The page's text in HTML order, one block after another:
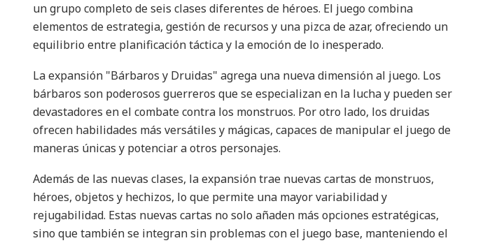
un grupo completo de seis clases diferentes de héroes. El juego combina
elementos de estrategia, gestión de recursos y una pizca de azar, ofreciendo un
equilibrio entre planificación táctica y la emoción de lo inesperado.
La expansión "Bárbaros y Druidas" agrega una nueva dimensión al juego. Los
bárbaros son poderosos guerreros que se especializan en la lucha y pueden ser
devastadores en el combate contra los monstruos. Por otro lado, los druidas
ofrecen habilidades más versátiles y mágicas, capaces de manipular el juego de
maneras únicas y potenciar a otros personajes.
Además de las nuevas clases, la expansión trae nuevas cartas de monstruos,
héroes, objetos y hechizos, lo que permite una mayor variabilidad y
rejugabilidad. Estas nuevas cartas no solo añaden más opciones estratégicas,
sino que también se integran sin problemas con el juego base, manteniendo el